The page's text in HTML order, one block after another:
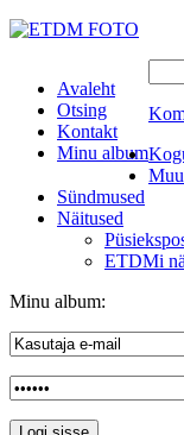
Avaleht
Otsing
Kontakt
Minu album
Sündmused
Näitused
ETDMi
Minu album: